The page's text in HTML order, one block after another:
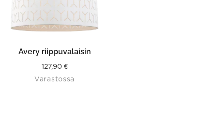
Avery riippuvalaisin
127,90 €
Varastossa